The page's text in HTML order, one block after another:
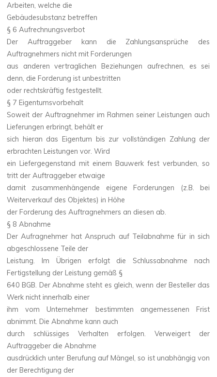
Arbeiten, welche die
Gebäudesubstanz betreffen
§ 6 Aufrechnungsverbot
Der Auftraggeber kann die Zahlungsansprüche des
Auftragnehmers nicht mit Forderungen
aus anderen vertraglichen Beziehungen aufrechnen, es sei
denn, die Forderung ist unbestritten
oder rechtskräftig festgestellt.
§ 7 Eigentumsvorbehalt
Soweit der Auftragnehmer im Rahmen seiner Leistungen auch
Lieferungen erbringt, behält er
sich hieran das Eigentum bis zur vollständigen Zahlung der
erbrachten Leistungen vor. Wird
ein Liefergegenstand mit einem Bauwerk fest verbunden, so
tritt der Auftraggeber etwaige
damit zusammenhängende eigene Forderungen (z.B. bei
Weiterverkauf des Objektes) in Höhe
der Forderung des Auftragnehmers an diesen ab.
§ 8 Abnahme
Der Aufragnehmer hat Anspruch auf Teilabnahme für in sich
abgeschlossene Teile der
Leistung. Im Übrigen erfolgt die Schlussabnahme nach
Fertigstellung der Leistung gemäß §
640 BGB. Der Abnahme steht es gleich, wenn der Besteller das
Werk nicht innerhalb einer
ihm vom Unternehmer bestimmten angemessenen Frist
abnimmt. Die Abnahme kann auch
durch schlüssiges Verhalten erfolgen. Verweigert der
Auftraggeber die Abnahme
ausdrücklich unter Berufung auf Mängel, so ist unabhängig von
der Berechtigung der